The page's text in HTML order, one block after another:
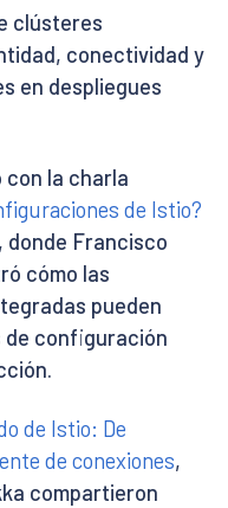
clústeres
conectividad y
en despliegues
con la charla
de Istio?
, donde Francisco
cómo las
pueden
de configuración
de Istio: De
de conexiones,
compartieron